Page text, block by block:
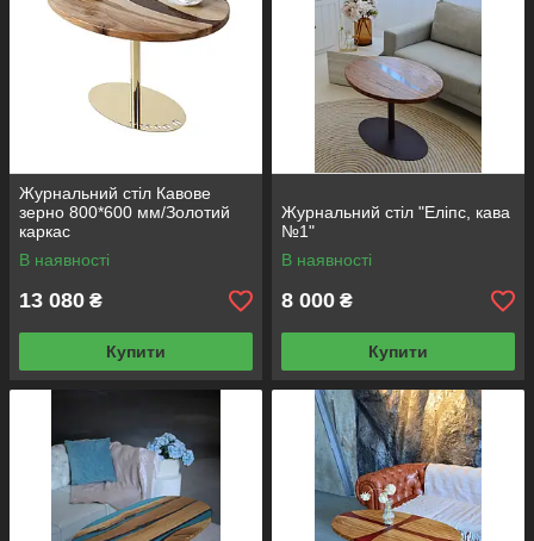
Журнальний стіл Кавове
зерно 800*600 мм/Золотий
каркас
В наявності
13 080 ₴
Купити
Журнальний стіл "Еліпс, кава
№1"
В наявності
8 000 ₴
Купити